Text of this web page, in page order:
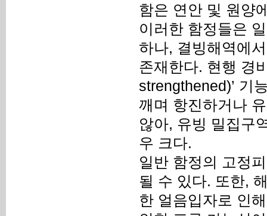
함은 연안 및 원양
이러한 함정들은
하나, 결빙해역에
존재한다. 현행 경
strengthened)’ 기
깨며 항진하거나
않아, 유빙 밀집구
우 크다.
일반 함정의 고정
될 수 있다. 또한,
한 얼음입자로 인